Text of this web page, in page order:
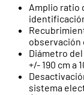
Amplio ratio
observación
Diámetro
+/- 190 cm a
sistema